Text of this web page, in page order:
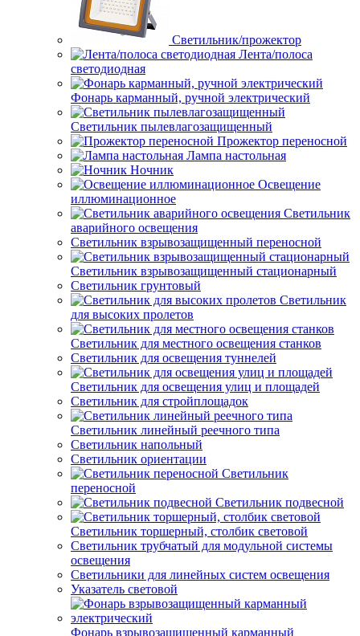
Светильник/прожектор
Лента/полоса
светодиодная
Фонарь карманный, ручной электрический
Светильник пылевлагозащищенный
Прожектор переносной
Лампа настольная
Ночник
Освещение
иллюминационное
Светильник
аварийного освещения
Светильник взрывозащищенный переносной
Светильник взрывозащищенный стационарный
Светильник грунтовый
Светильник
для высоких пролетов
Светильник для местного освещения станков
Светильник для освещения туннелей
Светильник для освещения улиц и площадей
Светильник для стройплощадок
Светильник линейный реечного типа
Светильник напольный
Светильник ориентации
Светильник
переносной
Светильник подвесной
Светильник торшерный, столбик световой
Светильник трубчатый для модульной системы
освещения
Светильники для линейных систем освещения
Указатель световой
Фонарь взрывозащищенный карманный